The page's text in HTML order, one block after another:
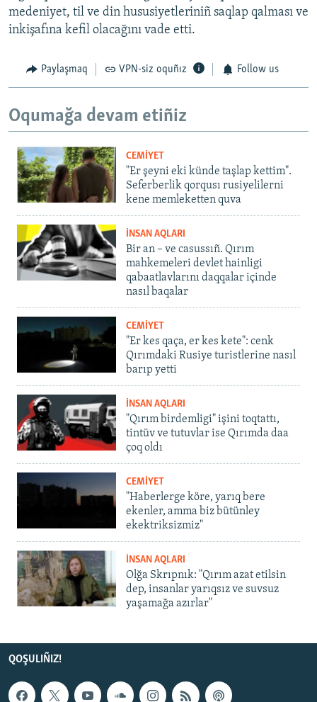
medeniyet, til ve din hususiyetleriniñ saqlap qalması ve
inkişafına kefil olacağını vade etti.
Paylaşmaq VPN-siz oquñız Follow us
Oqumağa devam etiñiz
CEMİYET
"Er şeyni eki künde taşlap kettim".
Seferberlik qorqusı rusiyelilerni
kene memleketten quva
İNSAN AQLARI
Bir an – ve casussıñ. Qırım
mahkemeleri devlet hainligi
qabaatlavlarını daqqalar içinde
nasıl baqalar
CEMİYET
"Er kes qaça, er kes kete": cenk
Qırımdaki Rusiye turistlerine nasıl
barıp yetti
İNSAN AQLARI
"Qırım birdemligi" işini toqtattı,
tintüv ve tutuvlar ise Qırımda daa
çoq oldı
CEMİYET
"Haberlerge köre, yarıq bere
ekenler, amma biz bütünley
ekektriksizmiz"
İNSAN AQLARI
Olğa Skrıpnık: "Qırım azat etilsin
dep, insanlar yarıqsız ve suvsuz
yaşamağa azırlar"
QOŞULIÑIZ!